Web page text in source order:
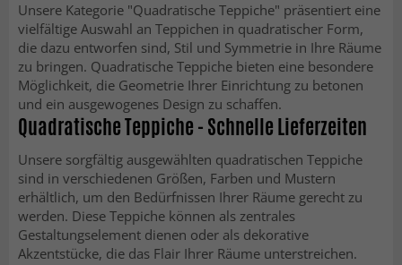
Unsere Kategorie "Quadratische Teppiche" präsentiert eine
vielfältige Auswahl an Teppichen in quadratischer Form,
die dazu entworfen sind, Stil und Symmetrie in Ihre Räume
zu bringen. Quadratische Teppiche bieten eine besondere
Möglichkeit, die Geometrie Ihrer Einrichtung zu betonen
und ein ausgewogenes Design zu schaffen.
Quadratische Teppiche - Schnelle Lieferzeiten
Unsere sorgfältig ausgewählten quadratischen Teppiche
sind in verschiedenen Größen, Farben und Mustern
erhältlich, um den Bedürfnissen Ihrer Räume gerecht zu
werden. Diese Teppiche können als zentrales
Gestaltungselement dienen oder als dekorative
Akzentstücke, die das Flair Ihrer Räume unterstreichen.